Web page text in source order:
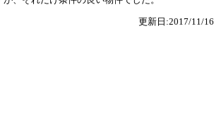
更新日:2017/11/16